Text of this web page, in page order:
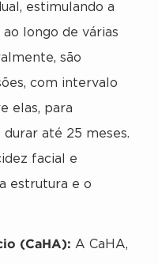
estimulando a
longo de várias
são
com intervalo
elas, para
até 25 meses.
facial e
estrutura e o
(CaHA): A CaHA,